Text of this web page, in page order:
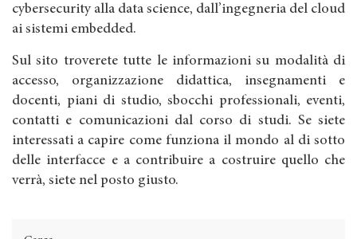
cybersecurity alla data science, dall’ingegneria del cloud
ai sistemi embedded.
Sul sito troverete tutte le informazioni su modalità di
accesso, organizzazione didattica, insegnamenti e
docenti, piani di studio, sbocchi professionali, eventi,
contatti e comunicazioni dal corso di studi. Se siete
interessati a capire come funziona il mondo al di sotto
delle interfacce e a contribuire a costruire quello che
verrà, siete nel posto giusto.